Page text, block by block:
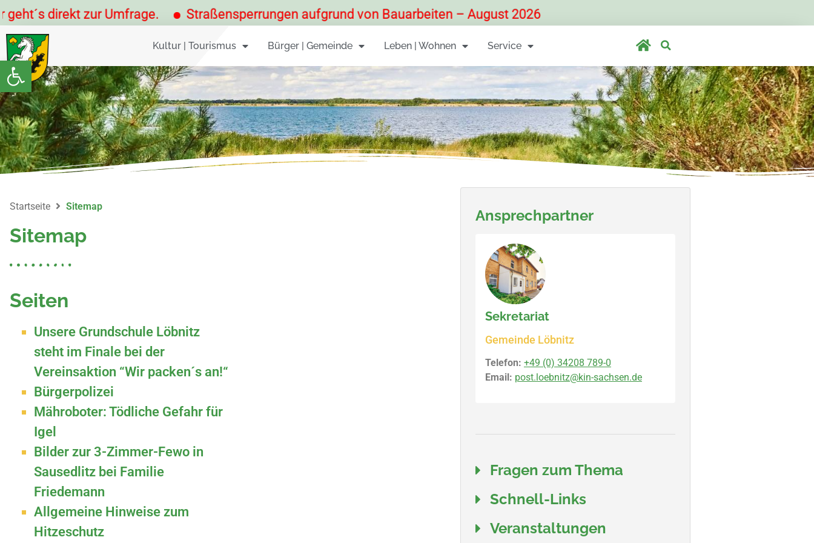
Werkzeugleiste öffnen
direkt zur Umfrage. Straßensperrungen aufgrund von Bauarbeiten – August 2026
Kultur | Tourismus Bürger | Gemeinde Leben | Wohnen Service
Startseite Sitemap
Sitemap
Seiten
Unsere Grundschule Löbnitz
steht im Finale bei der
Vereinsaktion “Wir packen´s an!“
Bürgerpolizei
Mähroboter: Tödliche Gefahr für
Igel
Bilder zur 3-Zimmer-Fewo in
Sausedlitz bei Familie
Friedemann
Allgemeine Hinweise zum
Hitzeschutz
Ansprechpartner
Sekretariat
Gemeinde Löbnitz
Telefon: +49 (0) 34208 789-0
Email: post.loebnitz@kin-sachsen.de
Fragen zum Thema
Schnell-Links
Veranstaltungen